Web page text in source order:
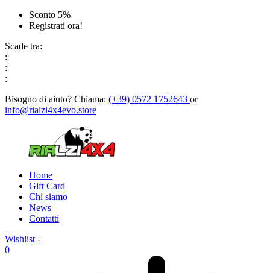
Sconto 5%
Registrati ora!
Scade tra:
:
:
:
Bisogno di aiuto? Chiama: (+39) 0572 1752643 or
info@rialzi4x4evo.store
Home
Gift Card
Chi siamo
News
Contatti
Wishlist -
0